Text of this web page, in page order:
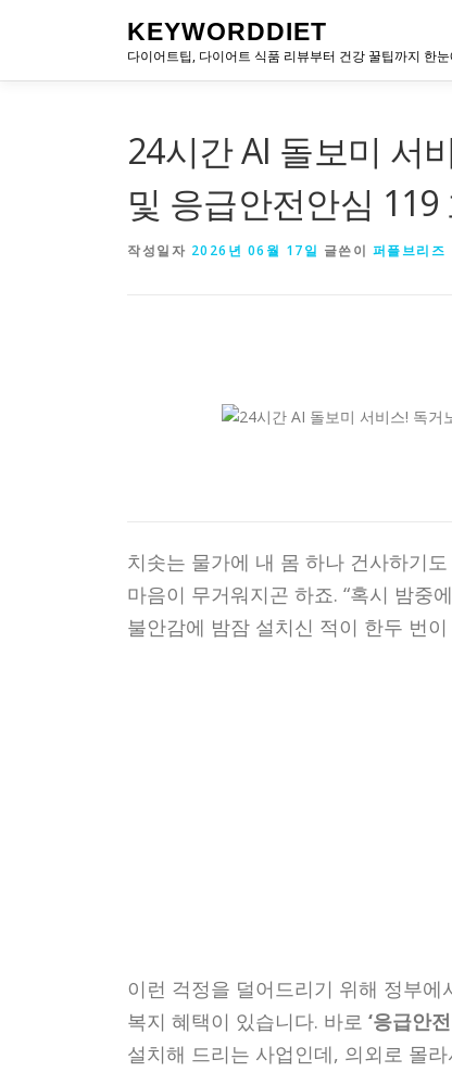
로
KEYWORDDIET
다이어트팁, 다이어트 식품 리뷰부터 건강 꿀팁까지 한눈
24시간 AI 돌보미 서
및 응급안전안심 119
작성일자 2026년 06월 17일 글쓴이 퍼플브리즈
치솟는 물가에 내 몸 하나 건사하기
마음이 무거워지곤 하죠. “혹시 밤중
불안감에 밤잠 설치신 적이 한두 번
이런 걱정을 덜어드리기 위해 정부에
복지 혜택이 있습니다. 바로 ‘응급안
설치해 드리는 사업인데, 의외로 몰